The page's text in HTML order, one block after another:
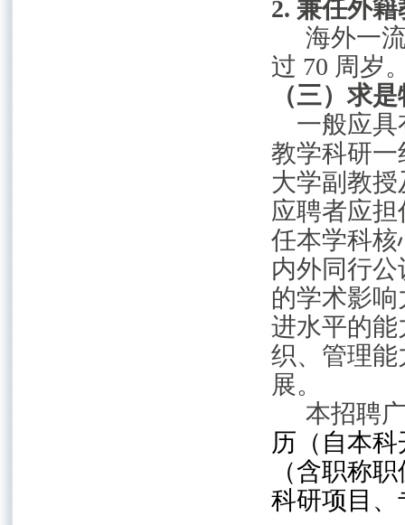
2. 兼任外籍
海外一
过 70 周岁
（三）求
一般应
教学科研
大学副教
应聘者应
任本学科
内外同行
的学术影
进水平的
织、管理
展。
本招聘
历（自本
（含职称
科研项目